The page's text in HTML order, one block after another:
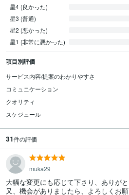
星4 (良かった)
星3 (普通)
星2 (悪かった)
星1 (非常に悪かった)
項目別評価
サービス内容/提案のわかりやすさ
コミュニケーション
クオリティ
スケジュール
31件の評価
muka29
大幅な変更にも応じて下さり、ありがと
又、機会がありましたら、よろしくお願